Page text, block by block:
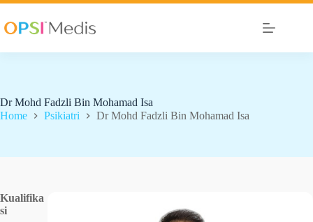
Dr Mohd Fadzli Bin Mohamad Isa
Home
Psikiatri Dr Mohd Fadzli Bin Mohamad Isa
Kualifika
si